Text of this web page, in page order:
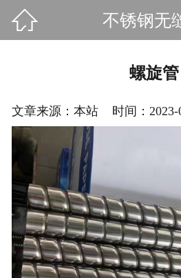
 不锈钢无
螺旋管
文章来源：本站 时间：2023-